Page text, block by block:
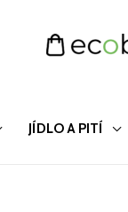
JÍDLO A PITÍ